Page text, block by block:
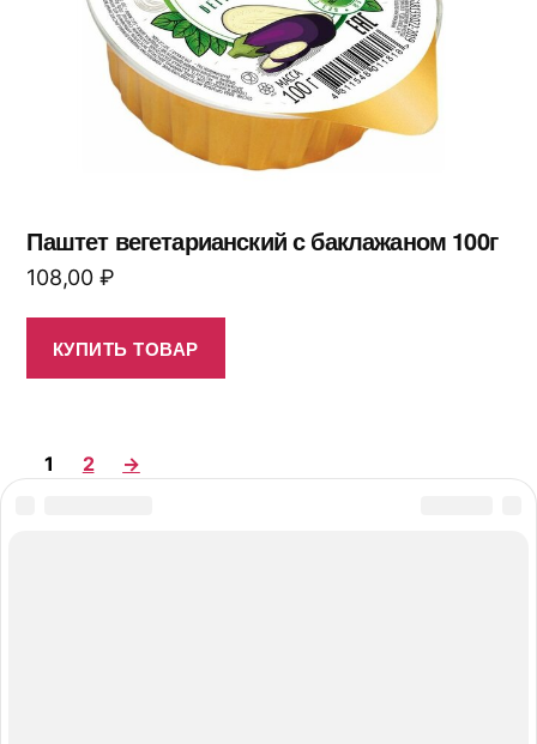
Паштет вегетарианский с баклажаном 100г
108,00 ₽
КУПИТЬ ТОВАР
1 2 →